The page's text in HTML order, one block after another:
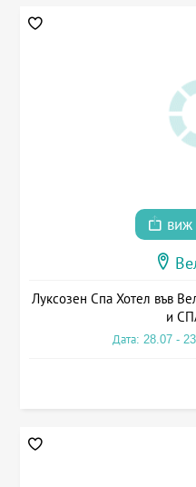
виж
Луксозен Спа Хотел във
и
Дата: 28.07 -